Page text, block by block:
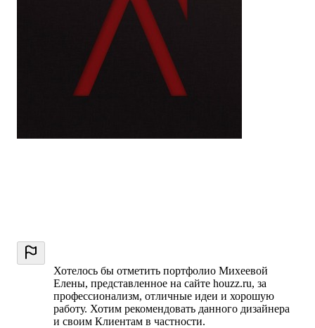
Хотелось бы отметить портфолио Михеевой
Елены, представленное на сайте houzz.ru, за
профессионализм, отличные идеи и хорошую
работу. Хотим рекомендовать данного дизайнера
и своим Клиентам в частности.